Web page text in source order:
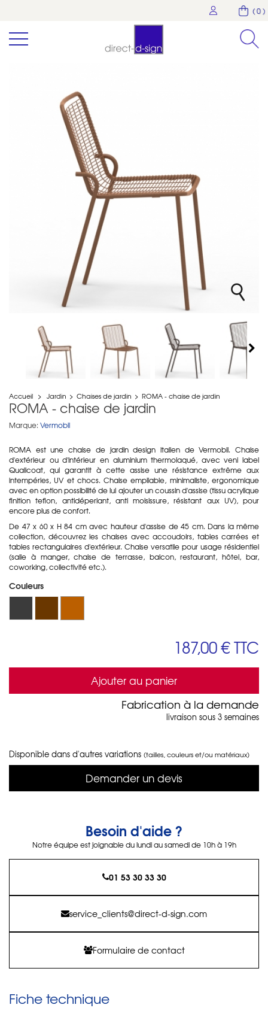
( 0 )
Accueil > Jardin > Chaises de jardin > ROMA - chaise de jardin
ROMA - chaise de jardin
Marque: Vermobil
ROMA est une chaise de jardin design italien de Vermobil. Chaise
d'extérieur ou d'intérieur en aluminium thermolaqué, avec veni label
Qualicoat, qui garantit à cette assise une résistance extrême aux
intempéries, UV et chocs. Chaise empilable, minimaliste, ergonomique
avec en option possibilité de lui ajouter un coussin d'assise (tissu acrylique
finition teflon, antidéperlant, anti moisissure, résistant aux UV), pour
encore plus de confort.
De 47 x 60 x H 84 cm avec hauteur d'assise de 45 cm. Dans la même
collection, découvrez les chaises avec accoudoirs, tables carrées et
tables rectangulaires d'extérieur. Chaise versatile pour usage résidentiel
(salle à manger, chaise de terrasse, balcon, restaurant, hôtel, bar,
coworking, collectivité etc.).
Couleurs
187,00 €TTC
Ajouter au panier
Fabrication à la demande
livraison sous 3 semaines
Disponible dans d'autres variations (tailles, couleurs et/ou matériaux)
Demander un devis
Besoin d'aide ?
Notre équipe est joignable du lundi au samedi de 10h à 19h
01 53 30 33 30
service_clients@direct-d-sign.com
Formulaire de contact
Fiche technique